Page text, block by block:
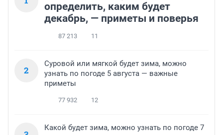
определить, каким будет
декабрь, — приметы и поверья
87 213 11
2
Суровой или мягкой будет зима, можно
узнать по погоде 5 августа — важные
приметы
77 932 12
Какой будет зима, можно узнать по погоде 7